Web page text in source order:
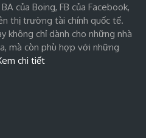
của Boing, FB của Facebook,
thị trường tài chính quốc tế.
không chỉ dành cho những nhà
mà còn phù hợp với những
chi tiết